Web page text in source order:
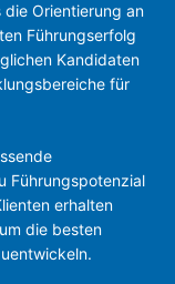
Orientierung an
Führungserfolg
Kandidaten
für
Führungspotenzial
erhalten
die besten